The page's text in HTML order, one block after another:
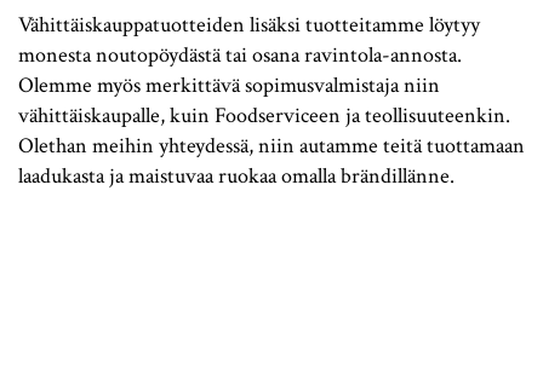
Vähittäiskauppatuotteiden lisäksi tuotteitamme löytyy
monesta noutopöydästä tai osana ravintola-annosta.
Olemme myös merkittävä sopimusvalmistaja niin
vähittäiskaupalle, kuin Foodserviceen ja teollisuuteenkin.
Olethan meihin yhteydessä, niin autamme teitä tuottamaan
laadukasta ja maistuvaa ruokaa omalla brändillänne.